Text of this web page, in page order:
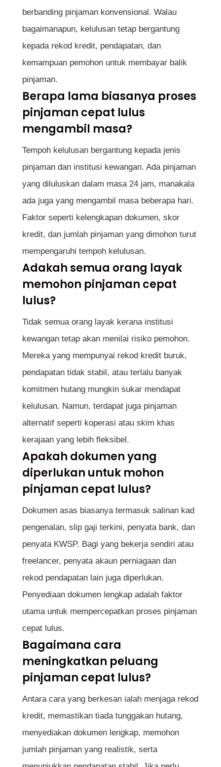
berbanding pinjaman konvensional. Walau
bagaimanapun, kelulusan tetap bergantung
kepada rekod kredit, pendapatan, dan
kemampuan pemohon untuk membayar balik
pinjaman.
Berapa lama biasanya proses
pinjaman cepat lulus
mengambil masa?
Tempoh kelulusan bergantung kepada jenis
pinjaman dan institusi kewangan. Ada pinjaman
yang diluluskan dalam masa 24 jam, manakala
ada juga yang mengambil masa beberapa hari.
Faktor seperti kelengkapan dokumen, skor
kredit, dan jumlah pinjaman yang dimohon turut
mempengaruhi tempoh kelulusan.
Adakah semua orang layak
memohon pinjaman cepat
lulus?
Tidak semua orang layak kerana institusi
kewangan tetap akan menilai risiko pemohon.
Mereka yang mempunyai rekod kredit buruk,
pendapatan tidak stabil, atau terlalu banyak
komitmen hutang mungkin sukar mendapat
kelulusan. Namun, terdapat juga pinjaman
alternatif seperti koperasi atau skim khas
kerajaan yang lebih fleksibel.
Apakah dokumen yang
diperlukan untuk mohon
pinjaman cepat lulus?
Dokumen asas biasanya termasuk salinan kad
pengenalan, slip gaji terkini, penyata bank, dan
penyata KWSP. Bagi yang bekerja sendiri atau
freelancer, penyata akaun perniagaan dan
rekod pendapatan lain juga diperlukan.
Penyediaan dokumen lengkap adalah faktor
utama untuk mempercepatkan proses pinjaman
cepat lulus.
Bagaimana cara
meningkatkan peluang
pinjaman cepat lulus?
Antara cara yang berkesan ialah menjaga rekod
kredit, memastikan tiada tunggakan hutang,
menyediakan dokumen lengkap, memohon
jumlah pinjaman yang realistik, serta